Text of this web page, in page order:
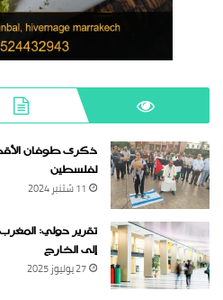
ذكرى طوفان
لفلسطين
11 شتنبر 2024
تقرير دولي:
إلى الخارج
27 يوليوز 2025